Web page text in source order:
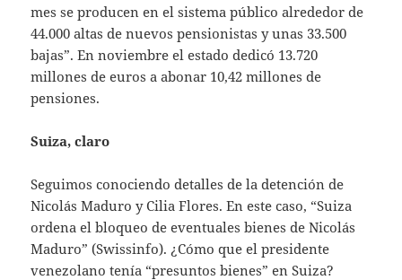
mes se producen en el sistema público alrededor de
44.000 altas de nuevos pensionistas y unas 33.500
bajas”. En noviembre el estado dedicó 13.720
millones de euros a abonar 10,42 millones de
pensiones.
Suiza, claro
Seguimos conociendo detalles de la detención de
Nicolás Maduro y Cilia Flores. En este caso, “Suiza
ordena el bloqueo de eventuales bienes de Nicolás
Maduro” (Swissinfo). ¿Cómo que el presidente
venezolano tenía “presuntos bienes” en Suiza?